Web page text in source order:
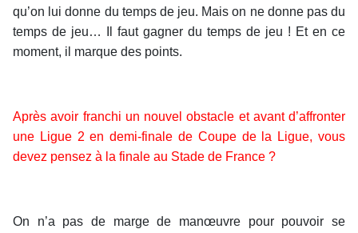
qu’on lui donne du temps de jeu. Mais on ne donne pas du
temps de jeu… Il faut gagner du temps de jeu ! Et en ce
moment, il marque des points.
Après avoir franchi un nouvel obstacle et avant d’affronter
une Ligue 2 en demi-finale de Coupe de la Ligue, vous
devez pensez à la finale au Stade de France ?
On n’a pas de marge de manœuvre pour pouvoir se